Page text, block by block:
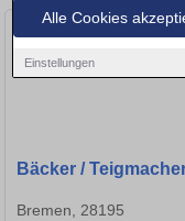
Alle Cookies
Einstellungen
Bäcker /
Bremen, 28195